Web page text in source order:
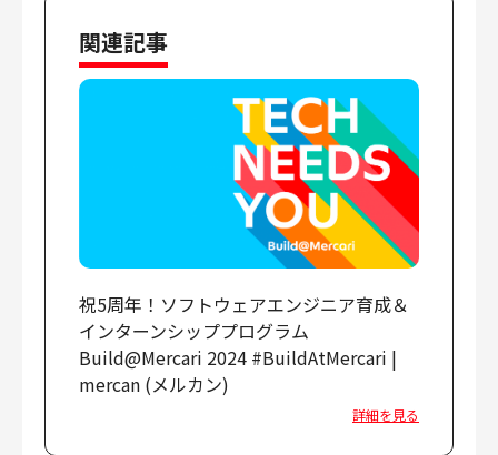
関連記事
祝5周年！ソフトウェアエンジニア育成＆
インターンシッププログラム
Build@Mercari 2024 #BuildAtMercari |
mercan (メルカン)
詳細を見る